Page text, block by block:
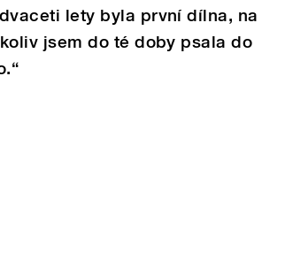
lety byla první dílna, na
jsem do té doby psala do